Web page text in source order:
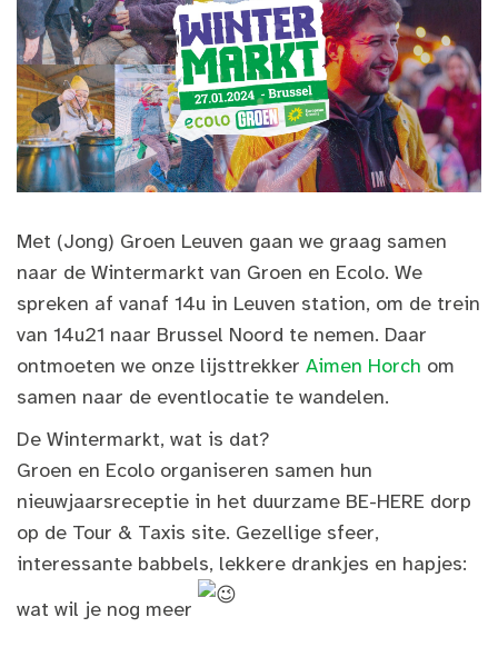
Met (Jong) Groen Leuven gaan we graag samen
naar de Wintermarkt van Groen en Ecolo. We
spreken af vanaf 14u in Leuven station, om de trein
van 14u21 naar Brussel Noord te nemen. Daar
ontmoeten we onze lijsttrekker Aimen Horch om
samen naar de eventlocatie te wandelen.
De Wintermarkt, wat is dat?
Groen en Ecolo organiseren samen hun
nieuwjaarsreceptie in het duurzame BE-HERE dorp
op de Tour & Taxis site. Gezellige sfeer,
interessante babbels, lekkere drankjes en hapjes:
wat wil je nog meer